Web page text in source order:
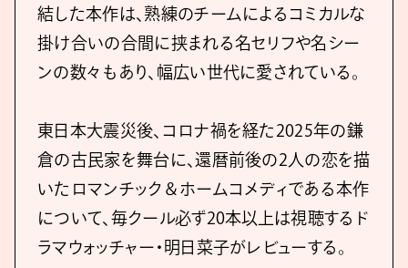
結した本作は、熟練のチームによるコミカルな
掛け合いの合間に挟まれる名セリフや名シー
ンの数々もあり、幅広い世代に愛されている。
東日本大震災後、コロナ禍を経た2025年の鎌
倉の古民家を舞台に、還暦前後の2人の恋を描
いたロマンチック＆ホームコメディである本作
について、毎クール必ず20本以上は視聴するド
ラマウォッチャー・明日菜子がレビューする。